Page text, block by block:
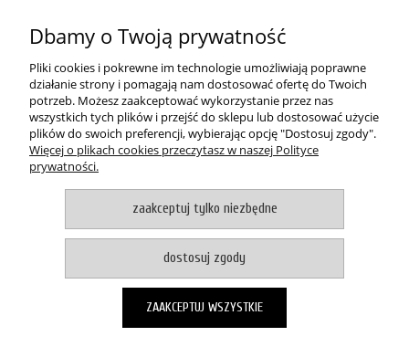
Osoba odpowiedzialna na terenie UE
MIRAN
ul. Łódzka 153
90-054 Ksawerów, Polska
miran@miran.info.pl
786 895 179
POMOC
MOJE KONTO
PŁATNOŚCI I DOSTAWA
O NAS
Dbamy o Twoją prywatność
Pliki cookies i pokrewne im technologie umożliwiają poprawne
działanie strony i pomagają nam dostosować ofertę do Twoich
potrzeb. Możesz zaakceptować wykorzystanie przez nas
wszystkich tych plików i przejść do sklepu lub dostosować użycie
plików do swoich preferencji, wybierając opcję "Dostosuj zgody".
Więcej o plikach cookies przeczytasz w naszej Polityce
prywatności.
zaakceptuj tylko niezbędne
dostosuj zgody
ZAAKCEPTUJ WSZYSTKIE